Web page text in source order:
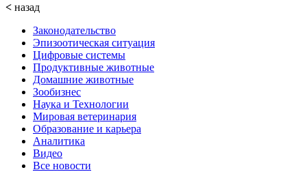
< назад
Законодательство
Эпизоотическая ситуация
Цифровые системы
Продуктивные животные
Домашние животные
Зообизнес
Наука и Технологии
Мировая ветеринария
Образование и карьера
Аналитика
Видео
Все новости